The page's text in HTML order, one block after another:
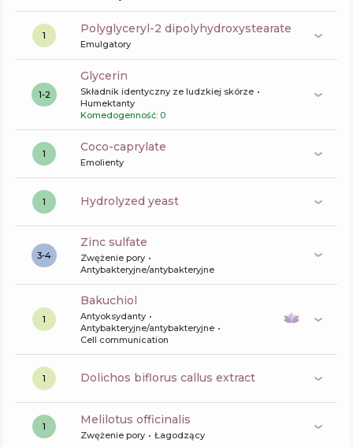
1 polyglyceryl-2 dipolyhydroxystearate
Emulgatory
1-2
glycerin
Składnik identyczny ze ludzkiej skórze
Humektanty
Komedogenność: 0
1 coco-caprylate
Emolienty
1 hydrolyzed yeast
3-4
zinc sulfate
Zwężenie pory
Antybakteryjne/antybakteryjne
1
bakuchiol
Antyoksydanty
Antybakteryjne/antybakteryjne
Cell communication
1 dolichos biflorus callus extract
1 melilotus officinalis
Zwężenie pory Łagodzący